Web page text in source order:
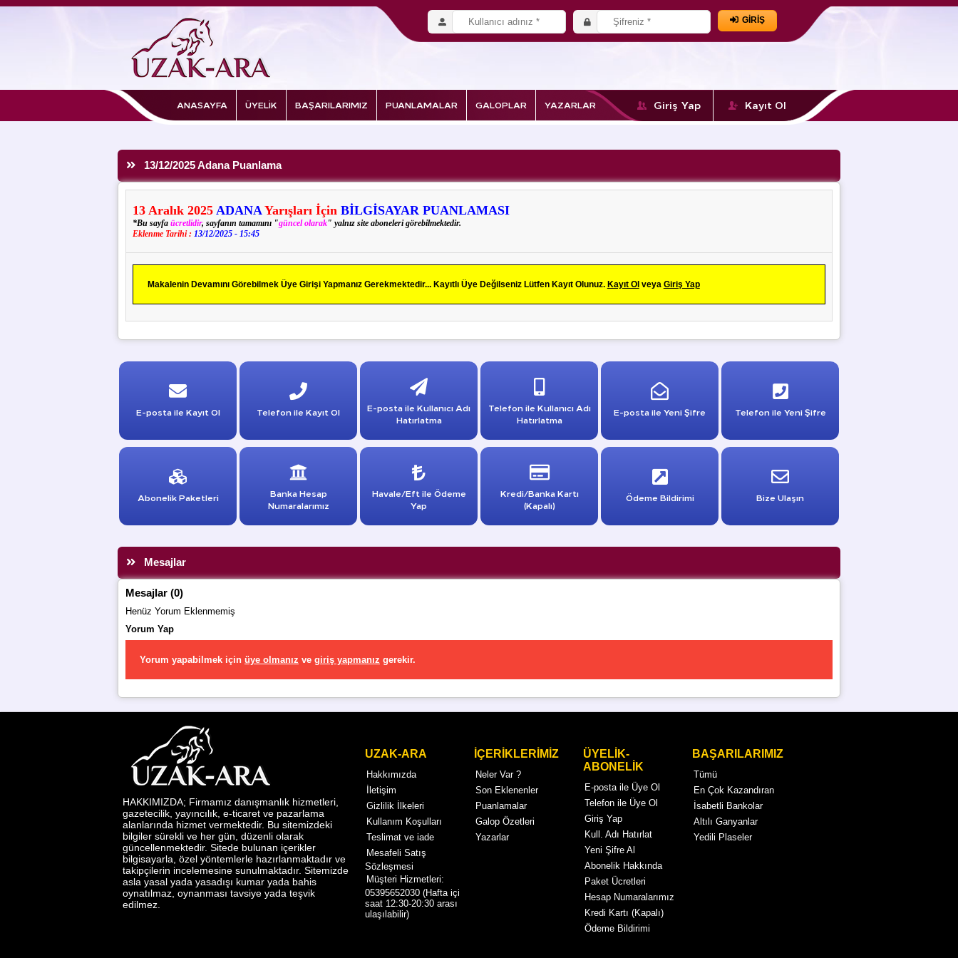
GİRİŞ
ANASAYFA ÜYELİK BAŞARILARIMIZ PUANLAMALAR GALOPLAR YAZARLAR Giriş Yap Kayıt Ol
13/12/2025 Adana Puanlama
13 Aralık2025 ADANAYarışları İçin BİLGİSAYAR PUANLAMASI
*Bu sayfa ücretlidir, sayfanın tamamını "güncel olarak" yalnız site aboneleri görebilmektedir.
Eklenme Tarihi : 13/12/2025 - 15:45
Makalenin Devamını Görebilmek Üye Girişi Yapmanız Gerekmektedir... Kayıtlı Üye Değilseniz Lütfen Kayıt Olunuz. Kayıt Ol veya Giriş Yap
E-posta ile Kayıt Ol Telefon ile Kayıt Ol
E-posta ile Kullanıcı Adı
Hatırlatma
Telefon ile Kullanıcı Adı
Hatırlatma
E-posta ile Yeni Şifre Telefon ile Yeni Şifre
Abonelik Paketleri
Banka Hesap
Numaralarımız
Havale/Eft ile Ödeme
Yap
Kredi/Banka Kartı
(Kapalı)
Ödeme Bildirimi Bize Ulaşın
Mesajlar
Mesajlar (0)
Henüz Yorum Eklenmemiş
Yorum Yap
Yorum yapabilmek için üye olmanız ve giriş yapmanız gerekir.
HAKKIMIZDA; Firmamız danışmanlık hizmetleri,
gazetecilik, yayıncılık, e-ticaret ve pazarlama
alanlarında hizmet vermektedir. Bu sitemizdeki
bilgiler sürekli ve her gün, düzenli olarak
güncellenmektedir. Sitede bulunan içerikler
bilgisayarla, özel yöntemlerle hazırlanmaktadır ve
takipçilerin incelemesine sunulmaktadır. Sitemizde
asla yasal yada yasadışı kumar yada bahis
oynatılmaz, oynanması tavsiye yada teşvik
edilmez.
UZAK-ARA
Hakkımızda
İletişim
Gizlilik İlkeleri
Kullanım Koşulları
Teslimat ve iade
Mesafeli Satış
Sözleşmesi
Müşteri Hizmetleri:
05395652030 (Hafta içi
saat 12:30-20:30 arası
ulaşılabilir)
İÇERİKLERİMİZ
Neler Var ?
Son Eklenenler
Puanlamalar
Galop Özetleri
Yazarlar
ÜYELİK-
ABONELİK
E-posta ile Üye Ol
Telefon ile Üye Ol
Giriş Yap
Kull. Adı Hatırlat
Yeni Şifre Al
Abonelik Hakkında
Paket Ücretleri
Hesap Numaralarımız
Kredi Kartı (Kapalı)
Ödeme Bildirimi
BAŞARILARIMIZ
Tümü
En Çok Kazandıran
İsabetli Bankolar
Altılı Ganyanlar
Yedili Plaseler